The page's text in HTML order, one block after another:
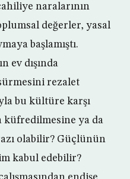
naralarının
değerler, yasal
başlamıştı.
ev dışında
sürmesini rezalet
bu kültüre karşı
küfredilmesine ya da
olabilir? Güçlünün
kabul edebilir?